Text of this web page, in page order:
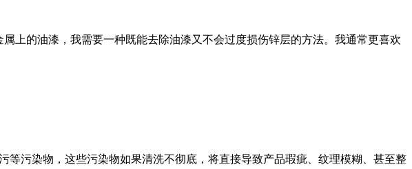
上的油漆，我需要一种既能去除油漆又不会过度损伤锌层的方法。我通常更喜欢
污染物，这些污染物如果清洗不彻底，将直接导致产品瑕疵、纹理模糊、甚至整